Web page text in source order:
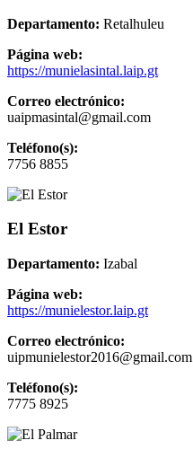
Departamento: Retalhuleu
Página web:
https://munielasintal.laip.gt
Correo electrónico:
uaipmasintal@gmail.com
Teléfono(s):
7756 8855
El Estor
Departamento: Izabal
Página web:
https://munielestor.laip.gt
Correo electrónico:
uipmunielestor2016@gmail.com
Teléfono(s):
7775 8925